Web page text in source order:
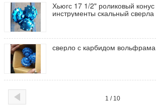
Хьюгс 17 1/2" роликовый
инструменты скальный сверла
сверло с карбидом вольфрама
1 / 10